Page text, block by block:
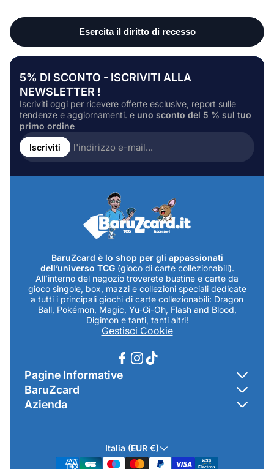
5% DI SCONTO - ISCRIVITI ALLA
NEWSLETTER !
Iscriviti oggi per ricevere offerte esclusive, report sulle
tendenze e aggiornamenti. e uno sconto del 5 % sul tuo
primo ordine
Inserire
l'indirizzo
e-
Iscriviti
BaruZcard è lo shop per gli appassionati
dell’universo TCG (gioco di carte collezionabili).
All’interno del negozio troverete bustine e carte da
gioco singole, box, mazzi e collezioni speciali dedicate
a tutti i principali giochi di carte collezionabili: Dragon
Ball, Pokémon, Magic, Yu-Gi-Oh, Flash and Blood,
Digimon e tanti, tanti altri!
Gestisci Cookie
Pagine Informative
Contatti
Termini & Condizioni
BaruZcard
Chi-sono
Azienda
Indirizzo Negozio: Via Luigi Valentini 1a Traversa - SNC
Italia (EUR €)